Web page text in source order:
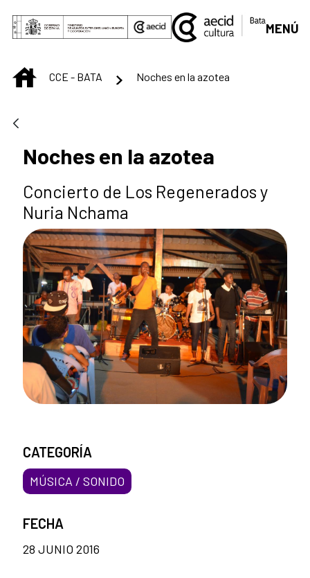
Saltar al contenido principal
MENÚ
INICIOCCE - BATA Noches en la azotea
Noches en la azotea
Concierto de Los Regenerados y
Nuria Nchama
CATEGORÍA
MÚSICA / SONIDO
FECHA
28 JUNIO 2016